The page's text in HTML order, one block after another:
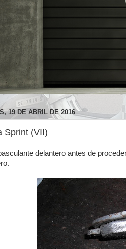
19 DE ABRIL DE 2016
Sprint (VII)
delantero antes de